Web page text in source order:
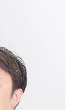
ください。